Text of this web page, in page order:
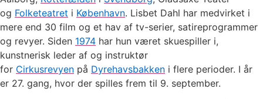
og Folketeatret i København. Lisbet Dahl har medvirket i
mere end 30 film og et hav af tv-serier, satireprogrammer
og revyer. Siden 1974 har hun været skuespiller i,
kunstnerisk leder af og instruktør
for Cirkusrevyen på Dyrehavsbakken i flere perioder. I år
er 27. gang, hvor der spilles frem til 9. september.